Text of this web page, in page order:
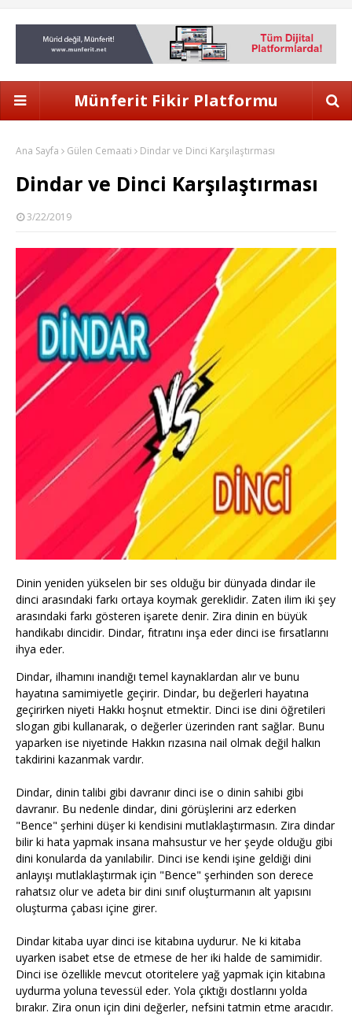
Münferit Fikir Platformu
Ana Sayfa Gülen Cemaati Dindar ve Dinci Karşılaştırması
Dindar ve Dinci Karşılaştırması
3/22/2019
Dinin yeniden yükselen bir ses olduğu bir dünyada dindar ile
dinci arasındaki farkı ortaya koymak gereklidir. Zaten ilim iki şey
arasındaki farkı gösteren işarete denir. Zira dinin en büyük
handikabı dincidir. Dindar, fıtratını inşa eder dinci ise fırsatlarını
ihya eder.
Dindar, ilhamını inandığı temel kaynaklardan alır ve bunu
hayatına samimiyetle geçirir. Dindar, bu değerleri hayatına
geçirirken niyeti Hakkı hoşnut etmektir. Dinci ise dini öğretileri
slogan gibi kullanarak, o değerler üzerinden rant sağlar. Bunu
yaparken ise niyetinde Hakkın rızasına nail olmak değil halkın
takdirini kazanmak vardır.
Dindar, dinin talibi gibi davranır dinci ise o dinin sahibi gibi
davranır. Bu nedenle dindar, dini görüşlerini arz ederken
"Bence" şerhini düşer ki kendisini mutlaklaştırmasın. Zira dindar
bilir ki hata yapmak insana mahsustur ve her şeyde olduğu gibi
dini konularda da yanılabilir. Dinci ise kendi işine geldiği dini
anlayışı mutlaklaştırmak için "Bence" şerhinden son derece
rahatsız olur ve adeta bir dini sınıf oluşturmanın alt yapısını
oluşturma çabası içine girer.
Dindar kitaba uyar dinci ise kitabına uydurur. Ne ki kitaba
uyarken isabet etse de etmese de her iki halde de samimidir.
Dinci ise özellikle mevcut otoritelere yağ yapmak için kitabına
uydurma yoluna tevessül eder. Yola çıktığı dostlarını yolda
bırakır. Zira onun için dini değerler, nefsini tatmin etme aracıdır.